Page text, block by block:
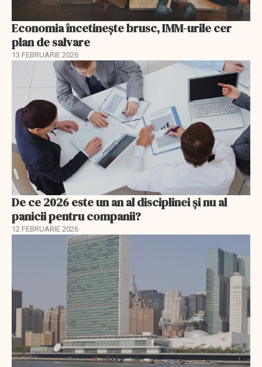
Economia încetinește brusc, IMM-urile cer
plan de salvare
13 FEBRUARIE 2026
De ce 2026 este un an al disciplinei și nu al
panicii pentru companii?
12 FEBRUARIE 2026